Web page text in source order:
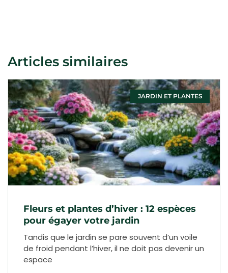
Articles similaires
JARDIN ET PLANTES
Fleurs et plantes d’hiver : 12 espèces
pour égayer votre jardin
Tandis que le jardin se pare souvent d’un voile
de froid pendant l’hiver, il ne doit pas devenir un
espace